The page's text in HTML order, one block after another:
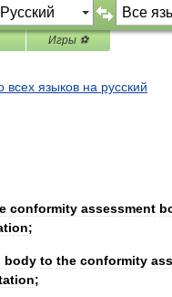
Игры ⚽
всех языков на русский
conformity assessment
;
body to the conformity
;